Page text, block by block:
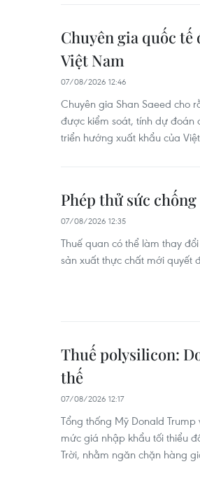
Chuyên gia quốc
Việt Nam
07/08/2026 12:46
Chuyên gia Shan Saeed cho
được kiểm soát, tính dự đoán
triển hướng xuất khẩu của
Phép thử sức
07/08/2026 12:35
Thuế quan có thể làm thay
sản xuất thực chất mới quyết
Thuế polysilicon:
thế
07/08/2026 12:17
Tổng thống Mỹ Donald
mức giá nhập khẩu tối thiểu
Trời, nhằm ngăn chặn hàng